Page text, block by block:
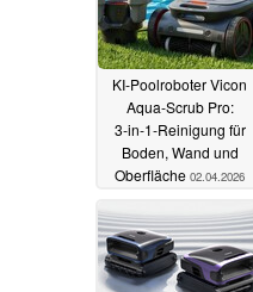
KI‑Poolroboter Vicon
Aqua‑Scrub Pro:
3‑in‑1‑Reinigung für
Boden, Wand und
Oberfläche 02.04.2026